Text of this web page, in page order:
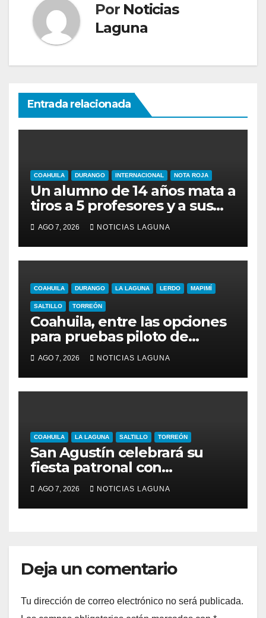
Por Noticias
Laguna
Entrada relacionada
COAHUILA DURANGO INTERNACIONAL NOTA ROJA
Un alumno de 14 años mata a
tiros a 5 profesores y a sus
abuelos en Tailandia
AGO 7, 2026 NOTICIAS LAGUNA
COAHUILA DURANGO LA LAGUNA LERDO MAPIMÍ
SALTILLO TORREÓN
Coahuila, entre las opciones
para pruebas piloto de
extracción de gas
AGO 7, 2026 NOTICIAS LAGUNA
COAHUILA LA LAGUNA SALTILLO TORREÓN
San Agustín celebrará su
fiesta patronal con
conferencias para jóvenes y
familias
AGO 7, 2026 NOTICIAS LAGUNA
Deja un comentario
Tu dirección de correo electrónico no será publicada.